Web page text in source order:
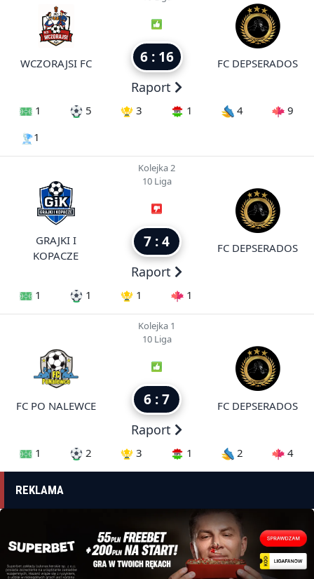
WCZORAJSI FC 6 : 16
Raport
FC DEPSERADOS
1 5 3 1 4
9
1
GRAJKI I
KOPACZE
Kolejka 2
10 Liga
7 : 4
Raport
FC DEPSERADOS
1 1 1 1
FC PO NALEWCE
Kolejka 1
10 Liga
6 : 7
Raport
FC DEPSERADOS
1 2 3 1 2 4
REKLAMA